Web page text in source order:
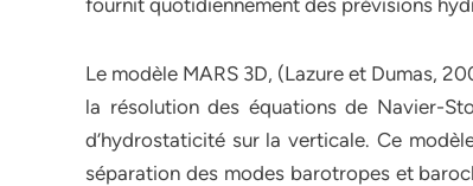
fournit quotidiennement des prévisions
Le modèle MARS 3D, (Lazure et Dumas,
la résolution des équations de Navier-
d’hydrostaticité sur la verticale. Ce
séparation des modes barotropes et